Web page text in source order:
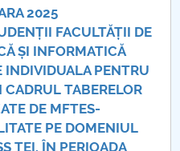
2025-2026
2025
FACULTĂȚII DE
ȘI INFORMATICĂ
INDIVIDUALA PENTRU
TABERELOR
DE MFTES-
PE DOMENIUL
TEI, ÎN PERIOADA